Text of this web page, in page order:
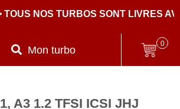
NOS TURBOS SONT LIVRES
Mon turbo
0
A3 1.2 TFSI ICSI JHJ